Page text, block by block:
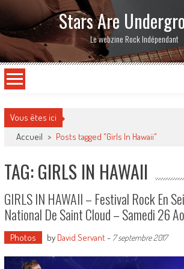
Stars Are
Le webzine Rock Indépendant
Vous êtes ici
Accueil > Posts tagged "Girls In Hawaii"
TAG: GIRLS IN HAWAII
GIRLS IN HAWAII – Festival Rock En
National De Saint Cloud – Samedi 26
Photos by David Servant- 7 septembre 2017